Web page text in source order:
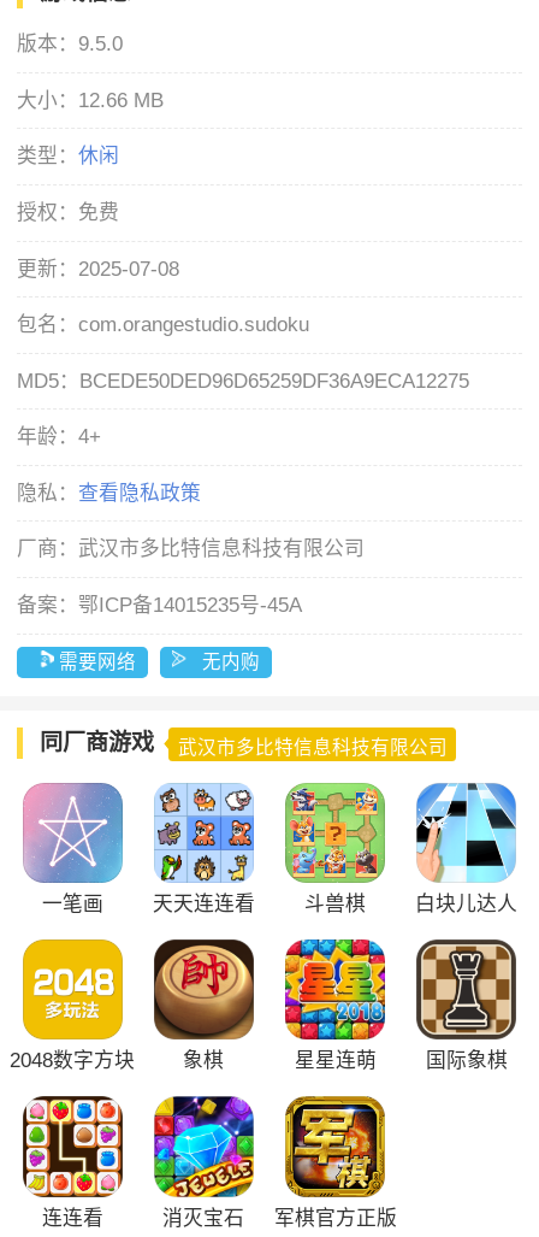
版本： 9.5.0
大小： 12.66 MB
类型：休闲
授权： 免费
更新： 2025-07-08
包名：com.orangestudio.sudoku
MD5： BCEDE50DED96D65259DF36A9ECA12275
年龄：4+
隐私： 查看隐私政策
厂商： 武汉市多比特信息科技有限公司
备案：鄂ICP备14015235号-45A
需要网络 无内购
同厂商游戏 武汉市多比特信息科技有限公司
一笔画 天天连连看 斗兽棋 白块儿达人
2048数字方块 象棋 星星连萌 国际象棋
连连看 消灭宝石 军棋官方正版